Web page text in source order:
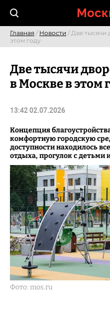
Главная / Новости / Две тысячи
этом году
Две тысячи
в Москве в этом
13:42 02.07.2026
Концепция
комфортную городскую
доступности находилось
отдыха, прогулок с детьми
Фото: mos.ru